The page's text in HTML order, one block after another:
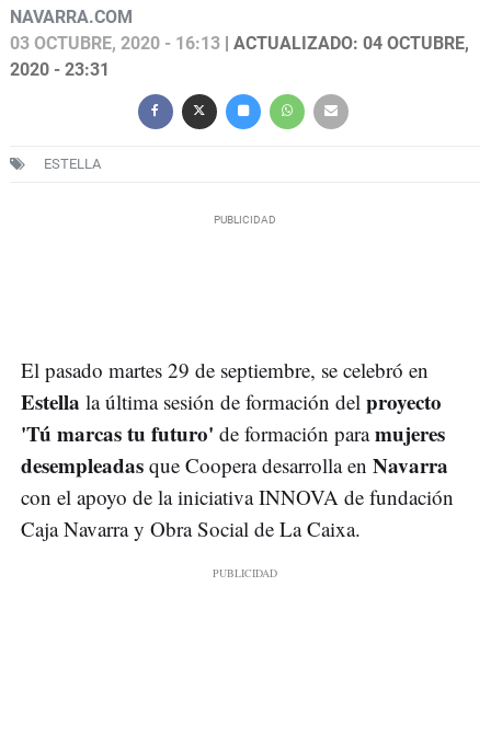
NAVARRA.COM
03 OCTUBRE, 2020 - 16:13 | ACTUALIZADO: 04 OCTUBRE,
2020 - 23:31
ESTELLA
El pasado martes 29 de septiembre, se celebró en
Estella la última sesión de formación del proyecto
'Tú marcas tu futuro' de formación paramujeres
desempleadas que Coopera desarrolla en Navarra
con el apoyo de la iniciativa INNOVA de fundación
Caja Navarra y Obra Social de La Caixa.